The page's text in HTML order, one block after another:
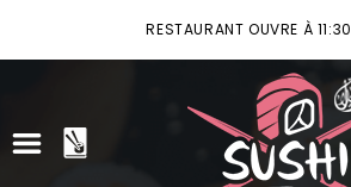
RESTAURANT OUVRE À 11:30